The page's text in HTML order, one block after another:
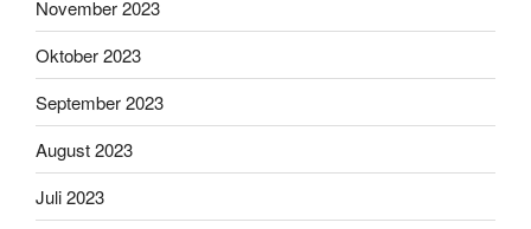
November 2023
Oktober 2023
September 2023
August 2023
Juli 2023